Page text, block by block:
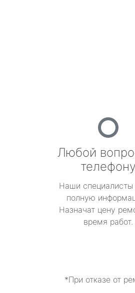
Любой
телефону
Наши специалисты
полную
Назначат цену
время работ.
*При отказе от